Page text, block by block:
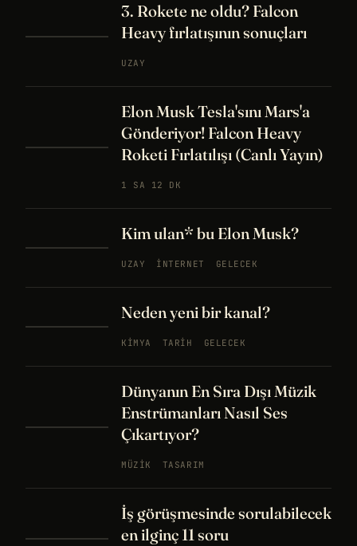
3. Rokete ne oldu? Falcon
Heavy fırlatışının sonuçları
UZAY
Elon Musk Tesla'sını Mars'a
Gönderiyor! Falcon Heavy
Roketi Fırlatılışı (Canlı Yayın)
1 SA 12 DK
Kim ulan* bu Elon Musk?
UZAY İNTERNET GELECEK
Neden yeni bir kanal?
KIMYA TARIH GELECEK
Dünyanın En Sıra Dışı Müzik
Enstrümanları Nasıl Ses
Çıkartıyor?
MÜZIK TASARIM
İş görüşmesinde sorulabilecek
en ilginç 11 soru